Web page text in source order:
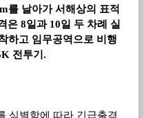
를 날아가 서해상의 표적
은 8일과 10일 두 차례 실
하고 임무공역으로 비행
전투기.
식별함에 따라 긴급출격